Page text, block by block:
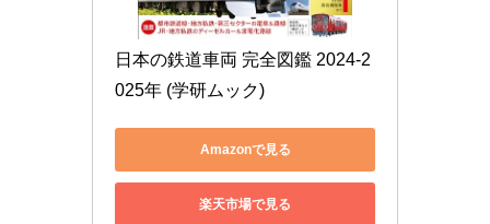
日本の鉄道車両 完全図鑑 2024-2
025年 (学研ムック)
Amazonで見る
楽天市場で見る